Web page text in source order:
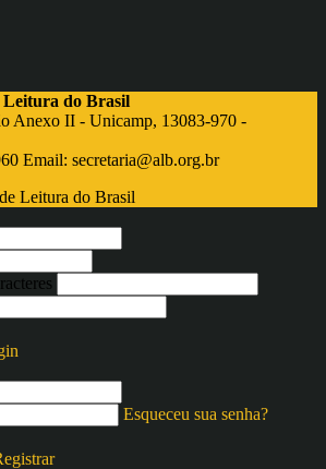
Leitura do Brasil
Anexo II - Unicamp, 13083-970 -
Email: secretaria@alb.org.br
Esqueceu sua senha?